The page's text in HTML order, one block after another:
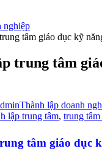
nghiệp
tâm giáo dục kỹ
trung tâm
Thành lập doanh
lập trung tâm, trung
tâm giáo dục